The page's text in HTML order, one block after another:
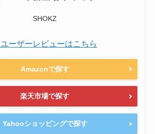
SHOKZ
ーザーレビューはこちら
Amazonで探す
楽天市場で探す
Yahooショッピングで探す